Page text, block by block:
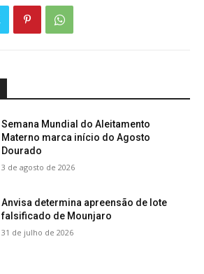
Semana Mundial do Aleitamento
Materno marca início do Agosto
Dourado
3 de agosto de 2026
Anvisa determina apreensão de lote
falsificado de Mounjaro
31 de julho de 2026